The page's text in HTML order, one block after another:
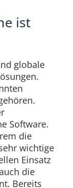
ist
globale
Software.
die
wichtige
Einsatz
die
Bereits